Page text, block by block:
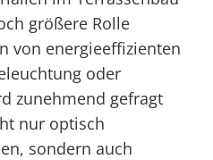
größere Rolle
von energieeffizienten
oder
zunehmend gefragt
nur optisch
sondern auch